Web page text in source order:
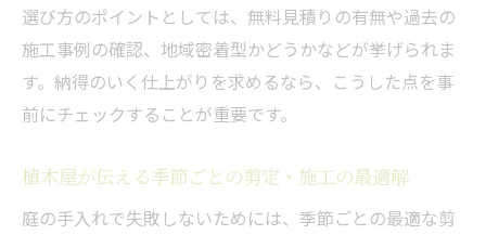
選び方のポイントとしては、無料見積りの有無や過去の
施工事例の確認、地域密着型かどうかなどが挙げられま
す。納得のいく仕上がりを求めるなら、こうした点を事
前にチェックすることが重要です。
植木屋が伝える季節ごとの剪定・施工の最適解
庭の手入れで失敗しないためには、季節ごとの最適な剪